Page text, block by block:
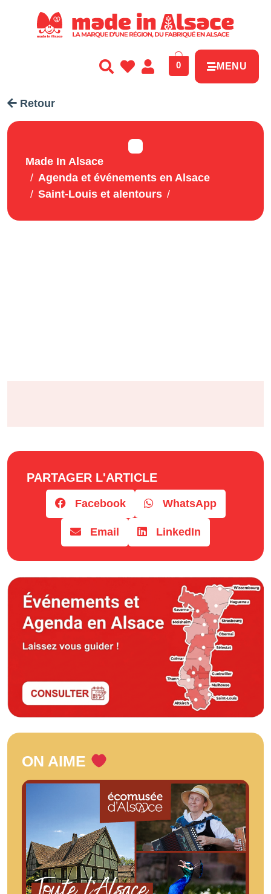
0 MENU
Retour
Made In Alsace
Agenda et événements en Alsace
Saint-Louis et alentours
PARTAGER L'ARTICLE
Facebook WhatsApp
Email LinkedIn
ON AIME